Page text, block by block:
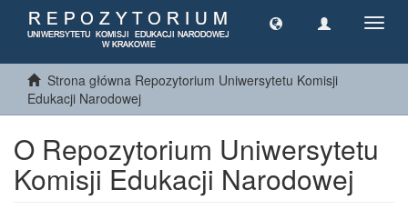
Strona główna Repozytorium Uniwersytetu Komisji
Edukacji Narodowej
O Repozytorium Uniwersytetu
Komisji Edukacji Narodowej